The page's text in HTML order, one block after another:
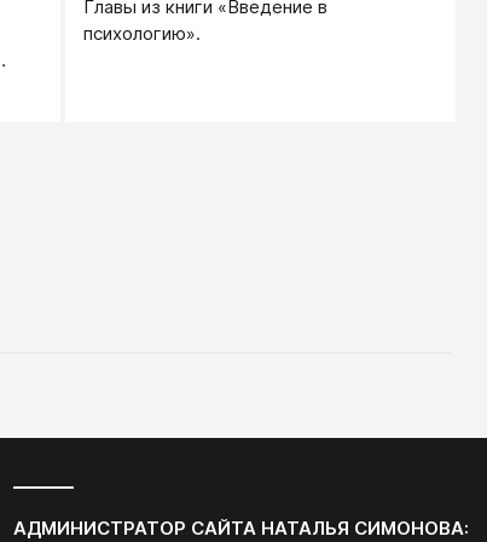
Главы из книги «Введение в
психологию».
АДМИНИСТРАТОР САЙТА НАТАЛЬЯ СИМОНОВА: